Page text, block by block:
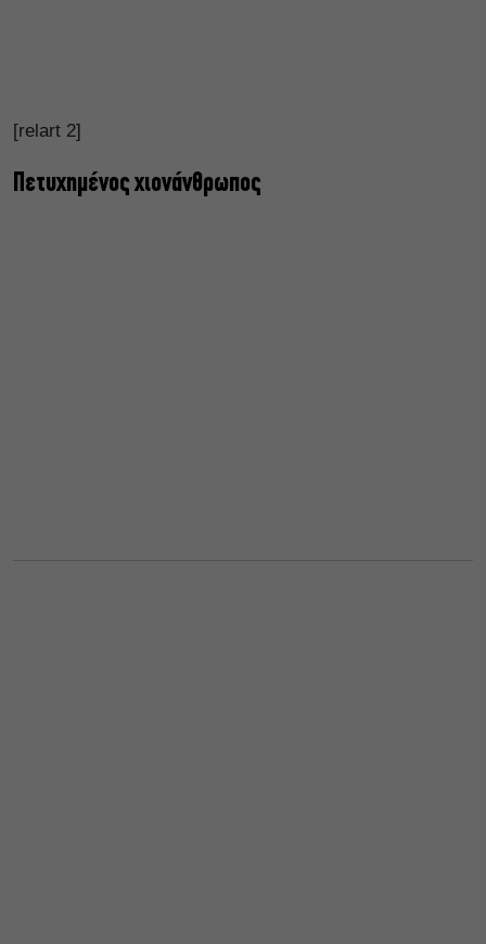
[relart 2]
Πετυχημένος χιονάνθρωπος